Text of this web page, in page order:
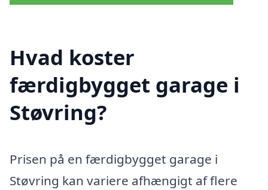
Hvad koster
færdigbygget garage i
Støvring?
Prisen på en færdigbygget garage i
Støvring kan variere afhængigt af flere